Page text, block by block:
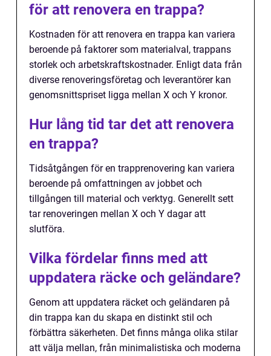
för att renovera en trappa?
Kostnaden för att renovera en trappa kan variera
beroende på faktorer som materialval, trappans
storlek och arbetskraftskostnader. Enligt data från
diverse renoveringsföretag och leverantörer kan
genomsnittspriset ligga mellan X och Y kronor.
Hur lång tid tar det att renovera
en trappa?
Tidsåtgången för en trapprenovering kan variera
beroende på omfattningen av jobbet och
tillgången till material och verktyg. Generellt sett
tar renoveringen mellan X och Y dagar att
slutföra.
Vilka fördelar finns med att
uppdatera räcke och geländare?
Genom att uppdatera räcket och geländaren på
din trappa kan du skapa en distinkt stil och
förbättra säkerheten. Det finns många olika stilar
att välja mellan, från minimalistiska och moderna